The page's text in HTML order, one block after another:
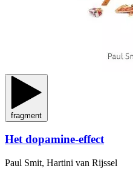
fragment
Het dopamine-effect
Paul Smit, Hartini van Rijssel